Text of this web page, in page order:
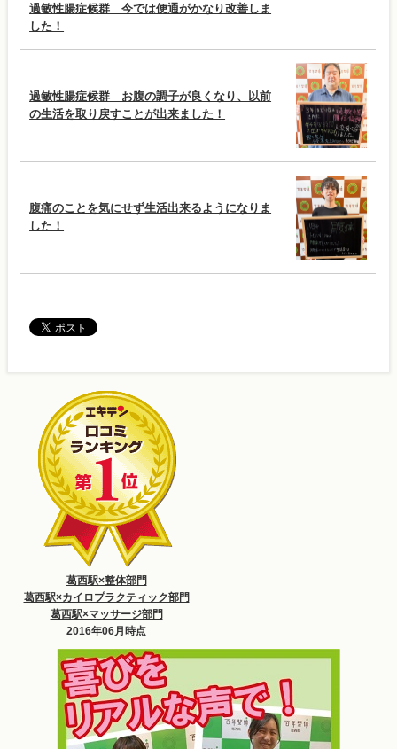
過敏性腸症候群 今では便通がかなり改善しま
した！
過敏性腸症候群 お腹の調子が良くなり、以前
の生活を取り戻すことが出来ました！
腹痛のことを気にせず生活出来るようになりま
した！
葛西駅×整体部門
葛西駅×カイロプラクティック部門
葛西駅×マッサージ部門
2016年06月時点